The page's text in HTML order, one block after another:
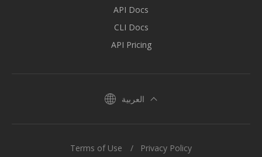
API Docs
CLI Docs
API Pricing
العربية
Terms of Use Privacy Policy